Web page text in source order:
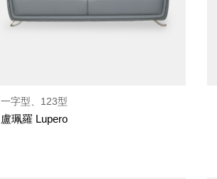
一字型、123型
盧珮羅 Lupero